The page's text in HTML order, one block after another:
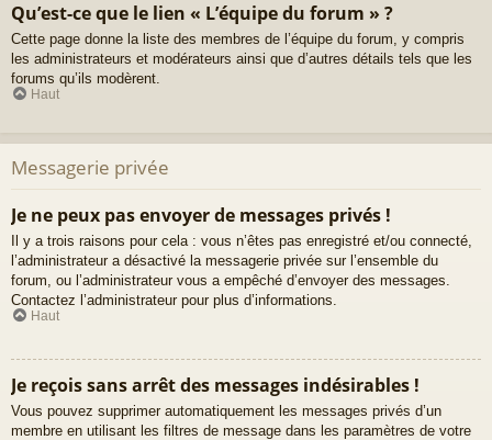
Qu’est-ce que le lien « L’équipe du forum » ?
Cette page donne la liste des membres de l’équipe du forum, y compris
les administrateurs et modérateurs ainsi que d’autres détails tels que les
forums qu’ils modèrent.
Haut
Messagerie privée
Je ne peux pas envoyer de messages privés !
Il y a trois raisons pour cela : vous n’êtes pas enregistré et/ou connecté,
l’administrateur a désactivé la messagerie privée sur l’ensemble du
forum, ou l’administrateur vous a empêché d’envoyer des messages.
Contactez l’administrateur pour plus d’informations.
Haut
Je reçois sans arrêt des messages indésirables !
Vous pouvez supprimer automatiquement les messages privés d’un
membre en utilisant les filtres de message dans les paramètres de votre